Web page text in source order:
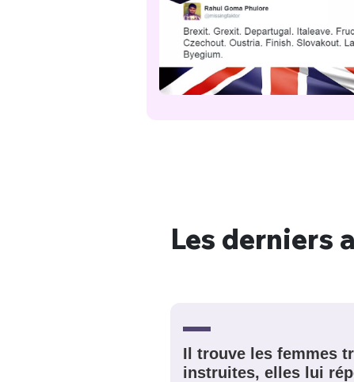
Les derniers
Il trouve les femmes
instruites, elles lui
PSEUDO*
VOTRE PARTICIPATION